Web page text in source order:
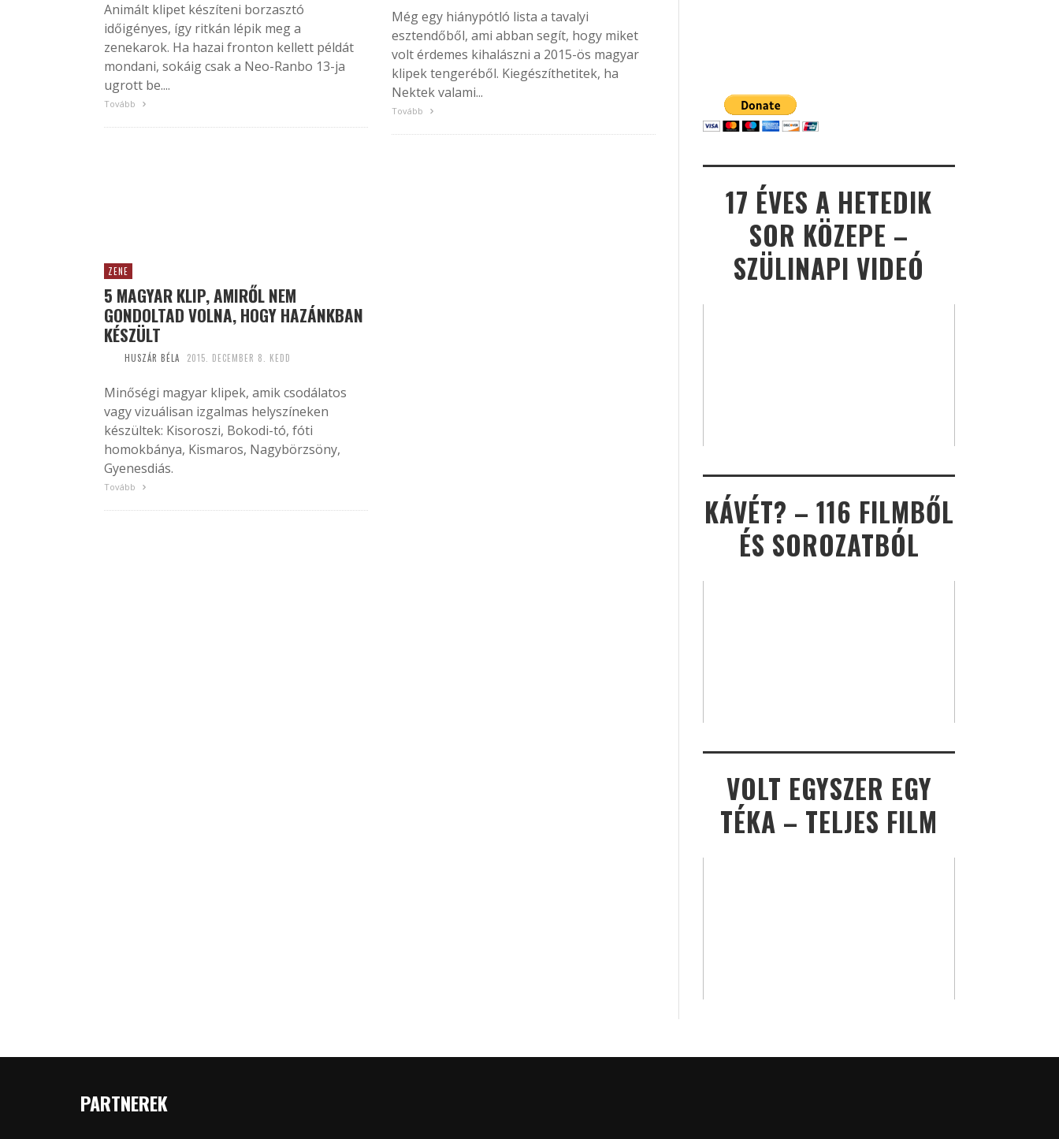
Animált klipet készíteni borzasztó
időigényes, így ritkán lépik meg a
zenekarok. Ha hazai fronton kellett példát
mondani, sokáig csak a Neo-Ranbo 13-ja
ugrott be....
Tovább
Még egy hiánypótló lista a tavalyi
esztendőből, ami abban segít, hogy miket
volt érdemes kihalászni a 2015-ös magyar
klipek tengeréből. Kiegészíthetitek, ha
Nektek valami...
Tovább
ZENE
5 MAGYAR KLIP, AMIRŐL NEM
GONDOLTAD VOLNA, HOGY HAZÁNKBAN
KÉSZÜLT
HUSZÁR BÉLA 2015. DECEMBER 8. KEDD
Minőségi magyar klipek, amik csodálatos
vagy vizuálisan izgalmas helyszíneken
készültek: Kisoroszi, Bokodi-tó, fóti
homokbánya, Kismaros, Nagybörzsöny,
Gyenesdiás.
Tovább
17 ÉVES A HETEDIK
SOR KÖZEPE –
SZÜLINAPI VIDEÓ
KÁVÉT? – 116 FILMBŐL
ÉS SOROZATBÓL
VOLT EGYSZER EGY
TÉKA – TELJES FILM
PARTNEREK